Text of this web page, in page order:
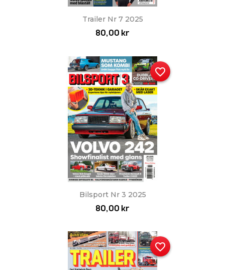
Trailer Nr 7 2025
80,00 kr
Bilsport Nr 3 2025
80,00 kr
favorite_border
favorite_border